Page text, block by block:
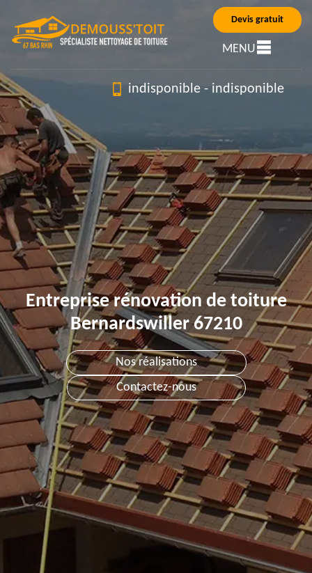
Devis gratuit
MENU
indisponible - indisponible
Entreprise rénovation de toiture
Bernardswiller 67210
Nos réalisations
Contactez-nous